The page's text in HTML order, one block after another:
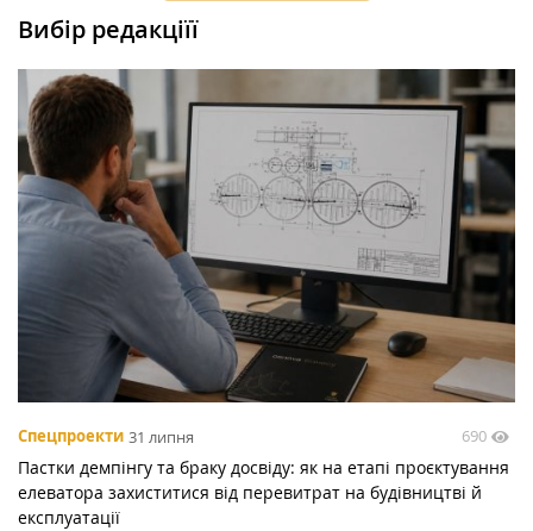
Вибір редакціїї
Спецпроекти 31 липня 690
Пастки демпінгу та браку досвіду: як на етапі проєктування
елеватора захиститися від перевитрат на будівництві й
експлуатації